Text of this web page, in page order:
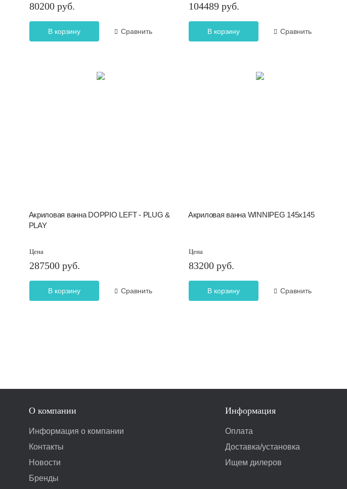
80200 руб.
В корзину Сравнить
104489 руб.
В корзину Сравнить
Акриловая ванна DOPPIO LEFT - PLUG &
PLAY
Цена
287500 руб.
В корзину Сравнить
Акриловая ванна WINNIPEG 145х145
Цена
83200 руб.
В корзину Сравнить
О компании
Информация о компании
Контакты
Новости
Бренды
Информация
Оплата
Доставка/установка
Ищем дилеров